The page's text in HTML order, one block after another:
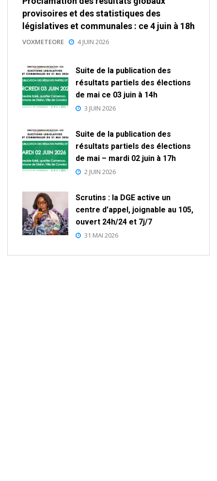
provisoires et des statistiques des
législatives et communales : ce 4 juin à 18h
VOXMETEORE 4 JUIN 2026
Suite de la publication des
résultats partiels des élections
de mai ce 03 juin à 14h
3 JUIN 2026
Suite de la publication des
résultats partiels des élections
de mai – mardi 02 juin à 17h
2 JUIN 2026
Scrutins : la DGE active un
centre d’appel, joignable au 105,
ouvert 24h/24 et 7j/7
31 MAI 2026